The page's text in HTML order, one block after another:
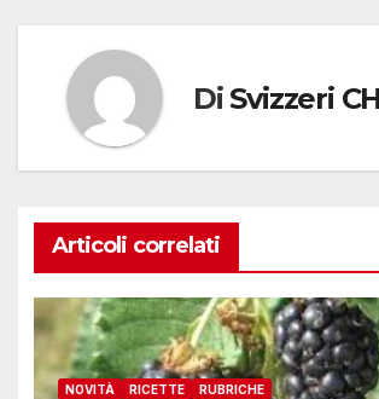
Di Svizzeri CH
Articoli correlati
NOVITÀ RICETTE RUBRICHE